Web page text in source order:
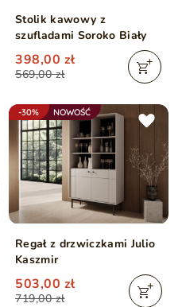
Stolik kawowy z
szufladami Soroko Biały
569,00 zł
398,00 zł
-30% NOWOŚĆ
Regał z drzwiczkami Julio
Kaszmir
719,00 zł
503,00 zł